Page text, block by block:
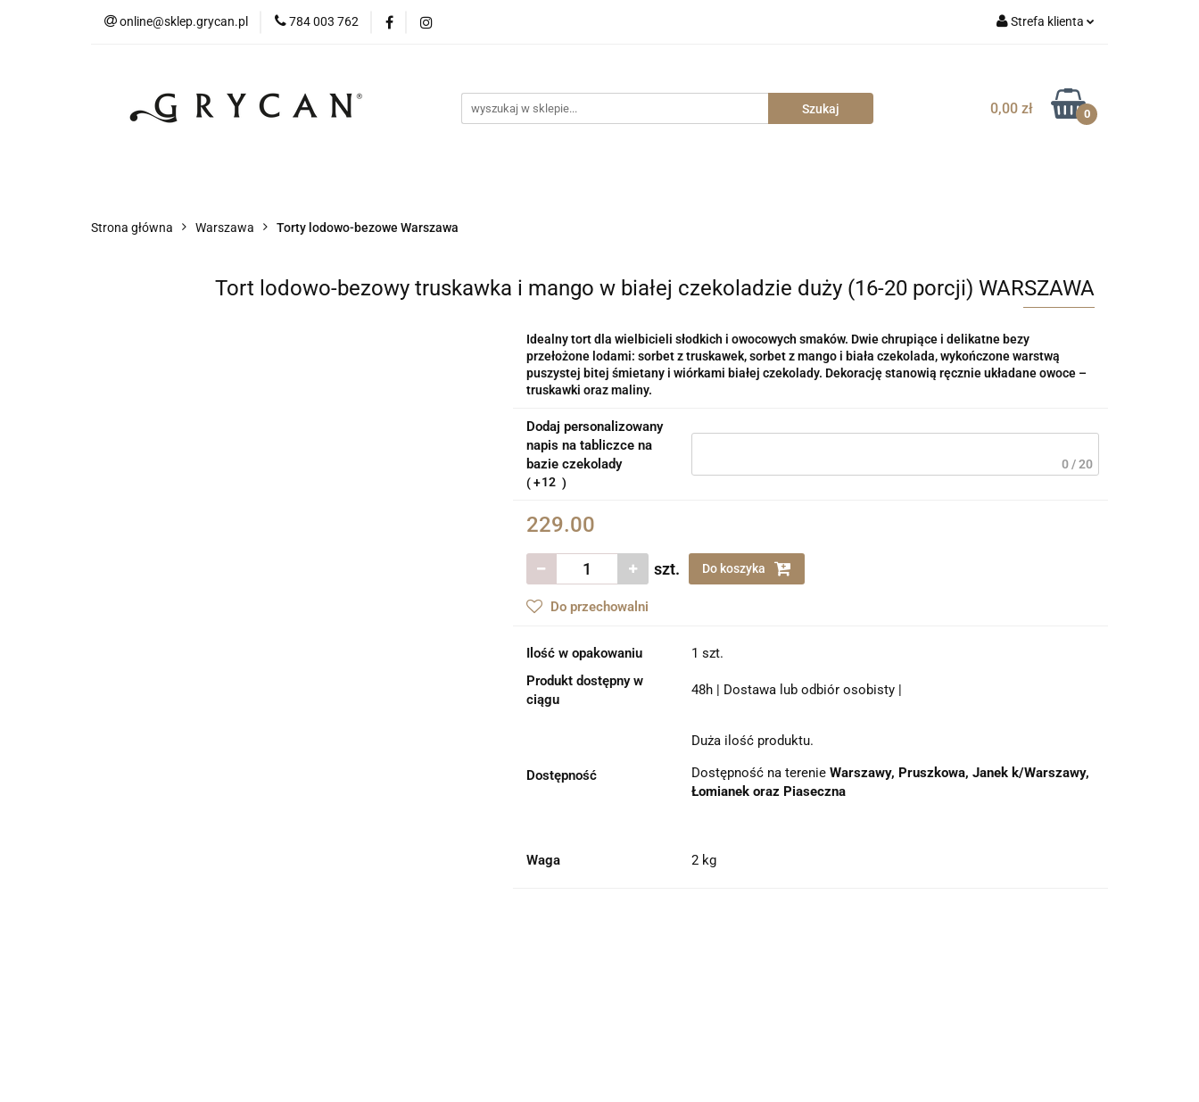
online@sklep.grycan.pl 784 003 762 Strefa klienta
Zarejestruj się
Dodaj zgłoszenie
0,00 zł 0
Sklep Internetowy Warszawa
Strona główna Warszawa Torty lodowo-bezowe Warszawa
Tort lodowo-bezowy truskawka i mango w białej czekoladzie duży (16-20 porcji) WARSZAWA
Idealny tort dla wielbicieli słodkich i owocowych smaków. Dwie chrupiące i delikatne bezy
przełożone lodami: sorbet z truskawek, sorbet z mango i biała czekolada, wykończone warstwą
puszystej bitej śmietany i wiórkami białej czekolady. Dekorację stanowią ręcznie układane owoce –
truskawki oraz maliny.
Dodaj personalizowany
napis na tabliczce na
bazie czekolady
12
0 / 20
229.00
szt. Do koszyka
Do przechowalni
Ilość w opakowaniu
1 szt.
Produkt dostępny w
ciągu
48h | Dostawa lub odbiór osobisty |
Dostępność
Duża ilość produktu.
Dostępność na terenie Warszawy, Pruszkowa, Janek k/Warszawy,
Łomianek oraz Piaseczna
Waga 2 kg